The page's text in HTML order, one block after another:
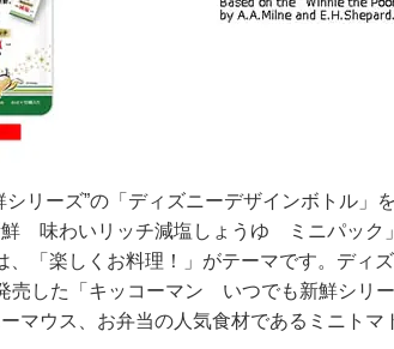
リーズ”の「ディズニーデザインボトル
味わいリッチ減塩しょうゆ ミニパック
「楽しくお料理！」がテーマです。ディ
売した「キッコーマン いつでも新鮮シリ
マウス、お弁当の人気食材であるミニト